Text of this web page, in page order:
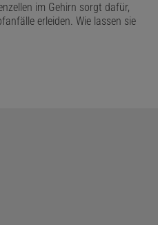
im Gehirn sorgt dafür,
erleiden. Wie lassen sie